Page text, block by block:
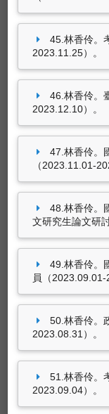
45.林香伶。
2023.11.25）。
46.林香伶。
2023.12.10）。
47.林香伶。
（2023.11.01-
48.林香伶。
文研究生論文研
49.林香伶。
員（2023.09.01-
50.林香伶。
2023.08.31）。
51.林香伶。
2023.09.04）。